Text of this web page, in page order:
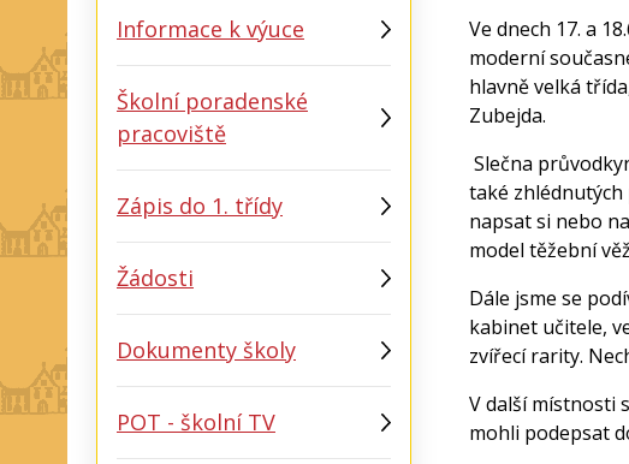
Ve dnech 17. a
moderní
hlavně velká
Zubejda.
Slečna
také zhlédnutých
napsat si nebo
model těžební
Dále jsme se
kabinet učitele,
zvířecí rarity.
V další místnosti
mohli podepsat
Informace k výuce
Školní poradenské
pracoviště
Zápis do 1. třídy
Žádosti
Dokumenty školy
POT - školní TV